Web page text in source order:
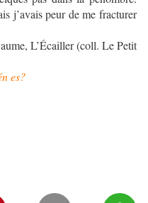
j’avais peur de me fracturer
L’Écailler (coll. Le Petit
es?